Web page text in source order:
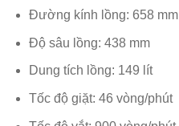
Đường kính lồng: 658 mm
Độ sâu lồng: 438 mm
Dung tích lồng: 149 lít
Tốc độ giặt: 46 vòng/phút